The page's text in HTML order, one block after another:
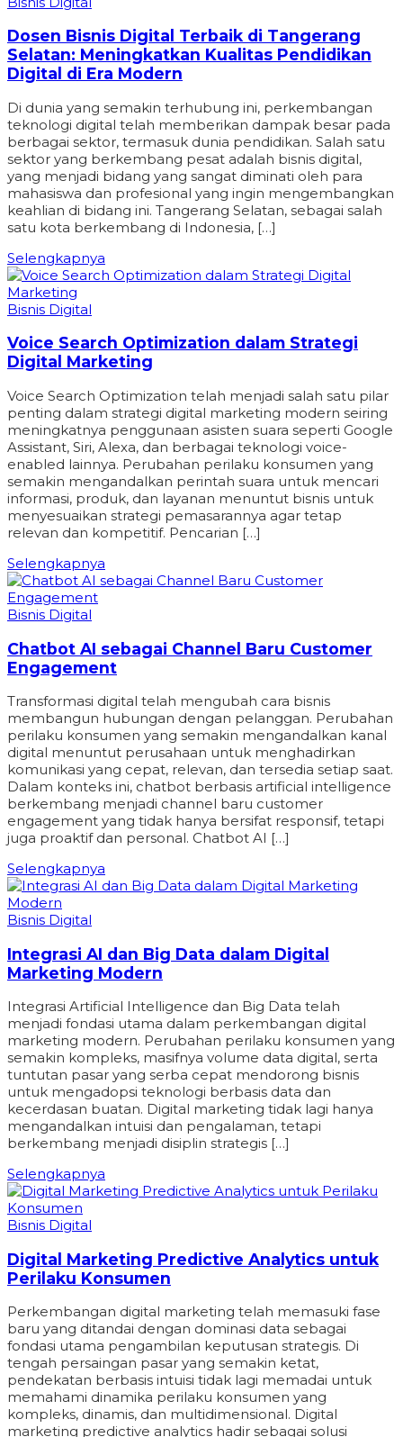
Dosen Bisnis Digital Terbaik di Tangerang
Selatan: Meningkatkan Kualitas Pendidikan
Digital di Era Modern
Di dunia yang semakin terhubung ini, perkembangan
teknologi digital telah memberikan dampak besar pada
berbagai sektor, termasuk dunia pendidikan. Salah satu
sektor yang berkembang pesat adalah bisnis digital,
yang menjadi bidang yang sangat diminati oleh para
mahasiswa dan profesional yang ingin mengembangkan
keahlian di bidang ini. Tangerang Selatan, sebagai salah
satu kota berkembang di Indonesia, […]
Selengkapnya
Bisnis Digital
Voice Search Optimization dalam Strategi
Digital Marketing
Voice Search Optimization telah menjadi salah satu pilar
penting dalam strategi digital marketing modern seiring
meningkatnya penggunaan asisten suara seperti Google
Assistant, Siri, Alexa, dan berbagai teknologi voice-
enabled lainnya. Perubahan perilaku konsumen yang
semakin mengandalkan perintah suara untuk mencari
informasi, produk, dan layanan menuntut bisnis untuk
menyesuaikan strategi pemasarannya agar tetap
relevan dan kompetitif. Pencarian […]
Selengkapnya
Bisnis Digital
Chatbot AI sebagai Channel Baru Customer
Engagement
Transformasi digital telah mengubah cara bisnis
membangun hubungan dengan pelanggan. Perubahan
perilaku konsumen yang semakin mengandalkan kanal
digital menuntut perusahaan untuk menghadirkan
komunikasi yang cepat, relevan, dan tersedia setiap saat.
Dalam konteks ini, chatbot berbasis artificial intelligence
berkembang menjadi channel baru customer
engagement yang tidak hanya bersifat responsif, tetapi
juga proaktif dan personal. Chatbot AI […]
Selengkapnya
Bisnis Digital
Integrasi AI dan Big Data dalam Digital
Marketing Modern
Integrasi Artificial Intelligence dan Big Data telah
menjadi fondasi utama dalam perkembangan digital
marketing modern. Perubahan perilaku konsumen yang
semakin kompleks, masifnya volume data digital, serta
tuntutan pasar yang serba cepat mendorong bisnis
untuk mengadopsi teknologi berbasis data dan
kecerdasan buatan. Digital marketing tidak lagi hanya
mengandalkan intuisi dan pengalaman, tetapi
berkembang menjadi disiplin strategis […]
Selengkapnya
Bisnis Digital
Digital Marketing Predictive Analytics untuk
Perilaku Konsumen
Perkembangan digital marketing telah memasuki fase
baru yang ditandai dengan dominasi data sebagai
fondasi utama pengambilan keputusan strategis. Di
tengah persaingan pasar yang semakin ketat,
pendekatan berbasis intuisi tidak lagi memadai untuk
memahami dinamika perilaku konsumen yang
kompleks, dinamis, dan multidimensional. Digital
marketing predictive analytics hadir sebagai solusi